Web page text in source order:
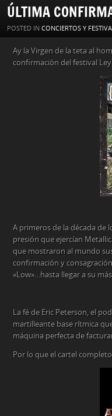
ÚLTIMA
POSTED IN CONCIERTOS Y
Ay la Virgen de la teta al
confirmación del festival
A primeros de la década de
presión que ejercían
que mostraron al mundo
confirmación y consagración
«Low»…hasta llegar a su
La fé de Eric Peterson, el
martilleante base rítmica
máquina perfecta de
Por lo que el cartel